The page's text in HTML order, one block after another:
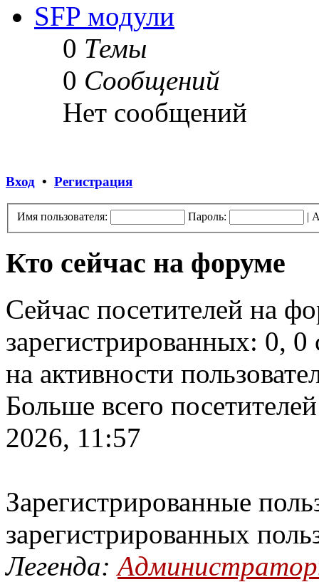
SFP модули
0 Темы
0 Сообщений
Нет сообщений
Вход • Регистрация
Имя пользователя: Пароль: |
Кто сейчас на форуме
Сейчас посетителей на
зарегистрированных: 0,
на активности
Больше всего
2026, 11:57
Зарегистрированные
зарегистрированных
Легенда: